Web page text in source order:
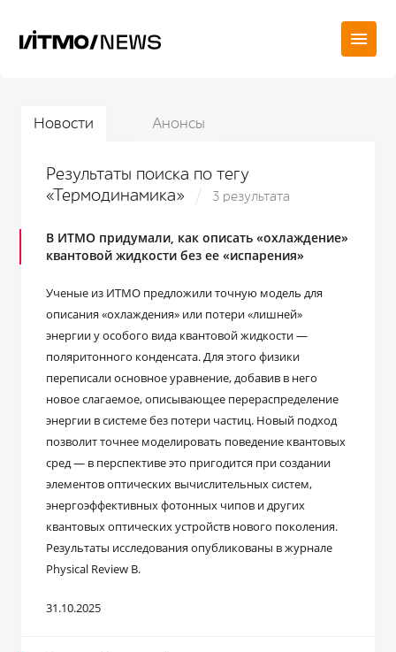
Новости Анонсы
Результаты поиска по тегу
«Термодинамика»
3 результата
В ИТМО придумали, как описать «охлаждение»
квантовой жидкости без ее «испарения»
Ученые из ИТМО предложили точную модель для
описания «охлаждения» или потери «лишней»
энергии у особого вида квантовой жидкости —
поляритонного конденсата. Для этого физики
переписали основное уравнение, добавив в него
новое слагаемое, описывающее перераспределение
энергии в системе без потери частиц. Новый подход
позволит точнее моделировать поведение квантовых
сред — в перспективе это пригодится при создании
элементов оптических вычислительных систем,
энергоэффективных фотонных чипов и других
квантовых оптических устройств нового поколения.
Результаты исследования опубликованы в журнале
Physical Review B.
31.10.2025